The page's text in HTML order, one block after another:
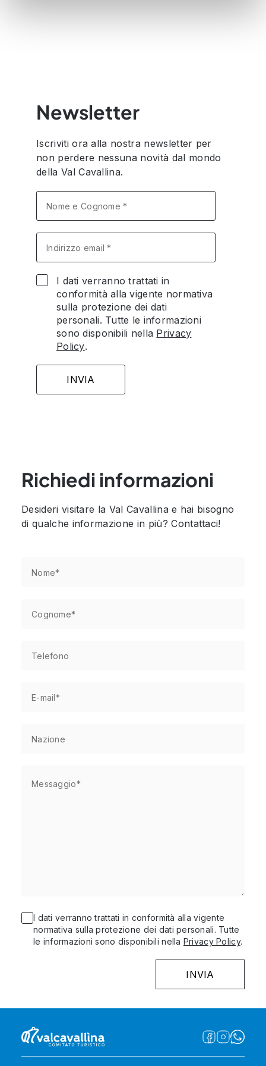
Newsletter
Iscriviti ora alla nostra newsletter per
non perdere nessuna novità dal mondo
della Val Cavallina.
I dati verranno trattati in
conformità alla vigente normativa
sulla protezione dei dati
personali. Tutte le informazioni
sono disponibili nella Privacy
Policy.
Richiedi informazioni
Desideri visitare la Val Cavallina e hai bisogno
di qualche informazione in più? Contattaci!
I dati verranno trattati in conformità alla vigente
normativa sulla protezione dei dati personali. Tutte
le informazioni sono disponibili nella Privacy Policy.